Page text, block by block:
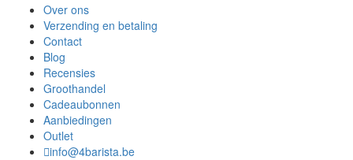
Over ons
Verzending en betaling
Contact
Blog
Recensies
Groothandel
Cadeaubonnen
Aanbiedingen
Outlet
info@4barista.be